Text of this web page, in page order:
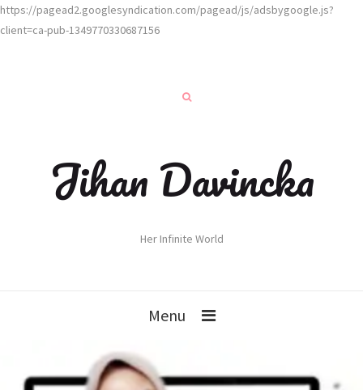
https://pagead2.googlesyndication.com/pagead/js/adsbygoogle.js?
client=ca-pub-1349770330687156
Jihan Davincka
Her Infinite World
Menu